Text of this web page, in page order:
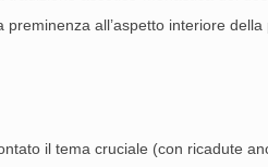
preminenza all’aspetto interiore
il tema cruciale (con ricadute